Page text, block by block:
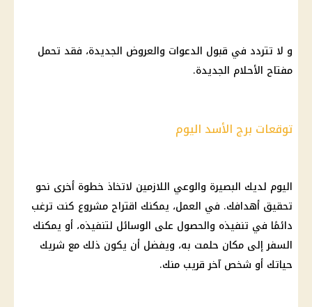
و لا تتردد في قبول الدعوات والعروض الجديدة، فقد تحمل
مفتاح الأحلام الجديدة.
توقعات برج الأسد اليوم
اليوم لديك البصيرة والوعي اللازمين لاتخاذ خطوة أخرى نحو
تحقيق أهدافك. في العمل، يمكنك اقتراح مشروع كنت ترغب
دائمًا في تنفيذه والحصول على الوسائل لتنفيذه، أو يمكنك
السفر إلى مكان حلمت به، ويفضل أن يكون ذلك مع شريك
حياتك أو شخص آخر قريب منك.